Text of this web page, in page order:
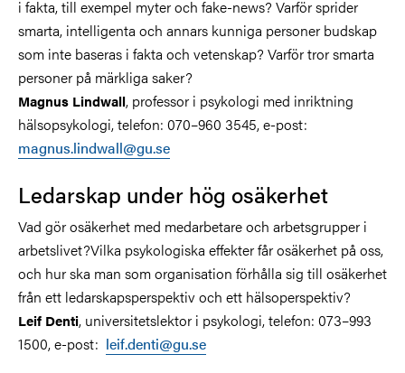
i fakta, till exempel myter och fake-news? Varför sprider
smarta, intelligenta och annars kunniga personer budskap
som inte baseras i fakta och vetenskap? Varför tror smarta
personer på märkliga saker?
Magnus Lindwall, professor i psykologi med inriktning
hälsopsykologi, telefon: 070–960 3545, e-post:
magnus.lindwall@gu.se
Ledarskap under hög osäkerhet
Vad gör osäkerhet med medarbetare och arbetsgrupper i
arbetslivet?Vilka psykologiska effekter får osäkerhet på oss,
och hur ska man som organisation förhålla sig till osäkerhet
från ett ledarskapsperspektiv och ett hälsoperspektiv?
Leif Denti, universitetslektor i psykologi, telefon: 073–993
1500, e-post: leif.denti@gu.se